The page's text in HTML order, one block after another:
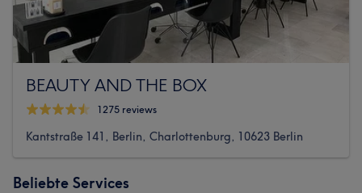
BEAUTY AND THE BOX
1275 reviews
Kantstraße 141, Berlin, Charlottenburg, 10623 Berlin
Beliebte Services